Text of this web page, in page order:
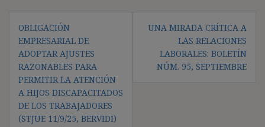
Navegación
de
entradas
OBLIGACIÓN
EMPRESARIAL DE
ADOPTAR AJUSTES
RAZONABLES PARA
PERMITIR LA ATENCIÓN
A HIJOS DISCAPACITADOS
DE LOS TRABAJADORES
(STJUE 11/9/25, BERVIDI)
UNA MIRADA CRÍTICA A
LAS RELACIONES
LABORALES: BOLETÍN
NÚM. 95, SEPTIEMBRE